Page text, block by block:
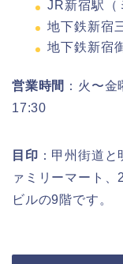
JR新宿駅（
地下鉄新宿
地下鉄新宿
営業時間 ：火〜
17:30
目印 ：甲州街道
ァミリーマート
ビルの9階です。